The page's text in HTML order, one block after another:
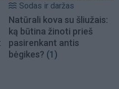
Sodas ir daržas
Natūrali kova su šliužais:
ką būtina žinoti prieš
pasirenkant antis
bėgikes? (1)